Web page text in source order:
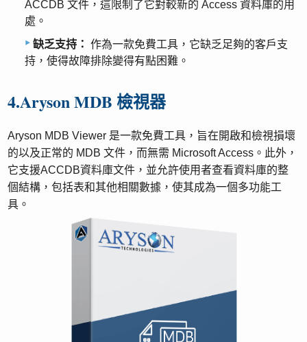
ACCDB 文件，這限制了它對較新的 Access 資料庫的用
處。
缺乏支持： 作為一款免費工具，它缺乏足夠的客戶支
持，使得故障排除變得有點困難。
4.Aryson MDB 檢視器
Aryson MDB Viewer 是一款免費工具，旨在開啟和檢視損壞
的以及正常的 MDB 文件，而無需 Microsoft Access。此外，
它支援ACCDB資料庫文件，並允許使用者查看資料庫的整
個結構，包括表和其他相關數據，使其成為一個多功能工
具。